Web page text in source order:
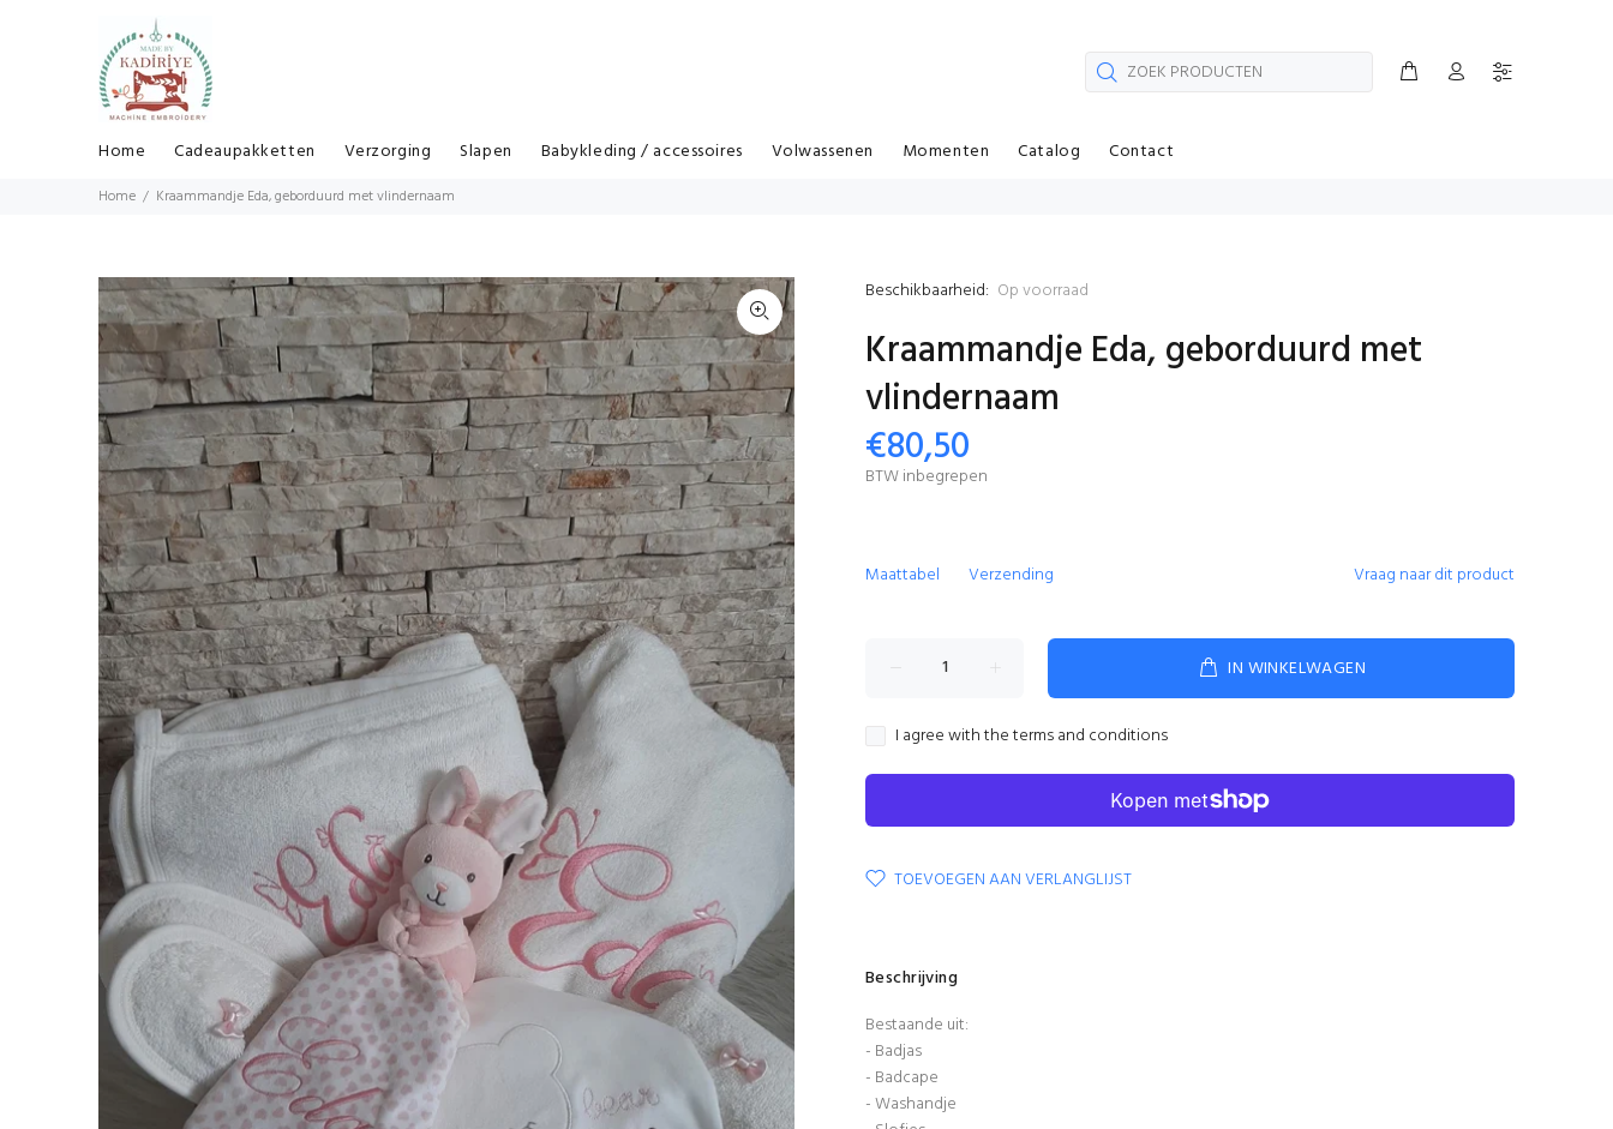
Home Cadeaupakketten Verzorging Slapen Babykleding / accessoires Volwassenen Momenten Catalog Contact
Home Kraammandje Eda, geborduurd met vlindernaam
Beschikbaarheid: Op voorraad
Kraammandje Eda, geborduurd met
vlindernaam
€80,50
BTW inbegrepen
Maattabel Verzending Vraag naar dit product
IN WINKELWAGEN
I agree with the terms and conditions
TOEVOEGEN AAN VERLANGLIJST
Beschrijving
Bestaande uit:
- Badjas
- Badcape
- Washandje